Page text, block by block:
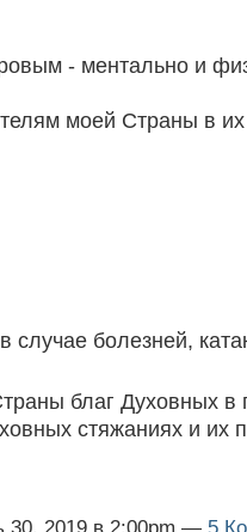
- ментально и
моей Страны в их
болезней,
благ Духовных в
стяжаниях и их